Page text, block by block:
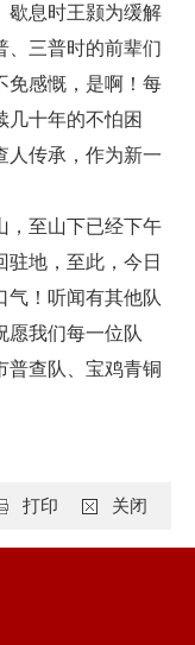
歇息时王颢为缓解
、三普时的前辈们
免感慨，是啊！每
几十年的不怕困
人传承，作为新一
，至山下已经下午
地，至此，今日
气！听闻有其他队
愿我们每一位队
普查队、宝鸡青铜
关闭
打印